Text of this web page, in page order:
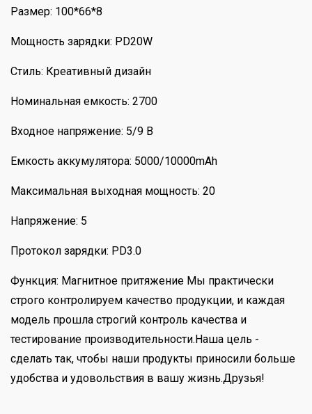
Размер: 100*66*8
Мощность зарядки: PD20W
Стиль: Креативный дизайн
Номинальная емкость: 2700
Входное напряжение: 5/9 В
Емкость аккумулятора: 5000/10000mAh
Максимальная выходная мощность: 20
Напряжение: 5
Протокол зарядки: PD3.0
Функция: Магнитное притяжение Мы практически
строго контролируем качество продукции, и каждая
модель прошла строгий контроль качества и
тестирование производительности.Наша цель -
сделать так, чтобы наши продукты приносили больше
удобства и удовольствия в вашу жизнь.Друзья!